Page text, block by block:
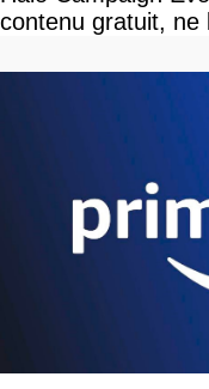
contenu gratuit, ne